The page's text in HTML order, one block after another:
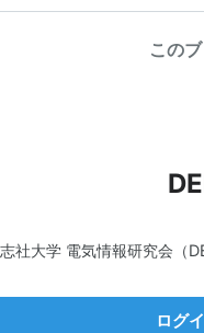
この
社大学 電気情報研究会（
ログ